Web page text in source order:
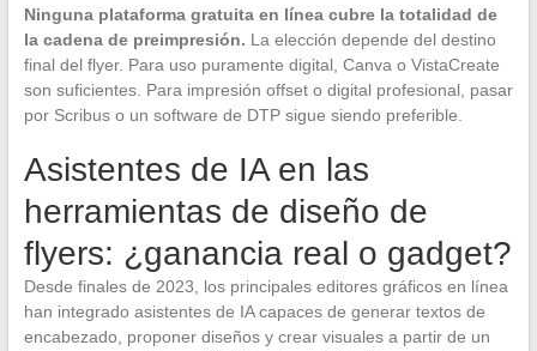
Ninguna plataforma gratuita en línea cubre la totalidad de
la cadena de preimpresión. La elección depende del destino
final del flyer. Para uso puramente digital, Canva o VistaCreate
son suficientes. Para impresión offset o digital profesional, pasar
por Scribus o un software de DTP sigue siendo preferible.
Asistentes de IA en las
herramientas de diseño de
flyers: ¿ganancia real o gadget?
Desde finales de 2023, los principales editores gráficos en línea
han integrado asistentes de IA capaces de generar textos de
encabezado, proponer diseños y crear visuales a partir de un